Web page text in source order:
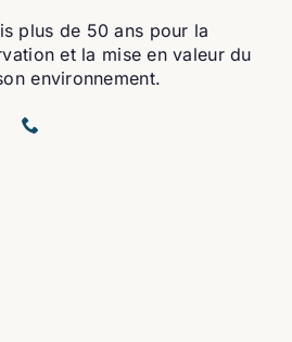
plus de 50 ans pour la
et la mise en valeur du
environnement.